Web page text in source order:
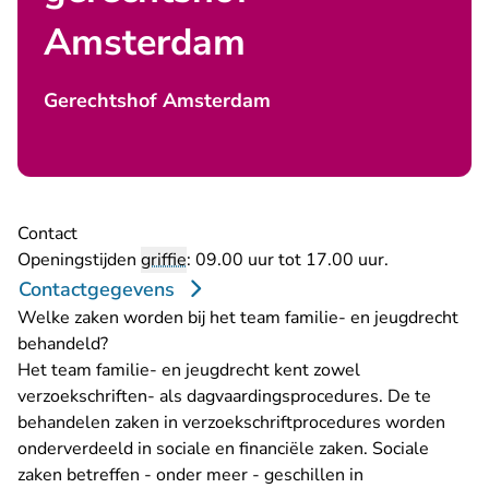
Amsterdam
Gerechtshof Amsterdam
Contact
Openingstijden griffie: 09.00 uur tot 17.00 uur.
Contactgegevens
Welke zaken worden bij het team familie- en jeugdrecht
behandeld?
Het team familie- en jeugdrecht kent zowel
verzoekschriften- als dagvaardingsprocedures. De te
behandelen zaken in verzoekschriftprocedures worden
onderverdeeld in sociale en financiële zaken. Sociale
zaken betreffen - onder meer - geschillen in